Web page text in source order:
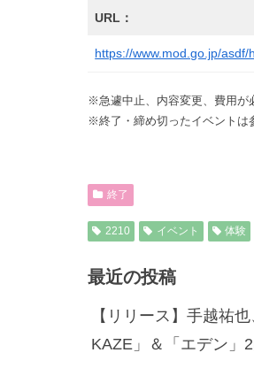
URL：
https://www.mod.go.jp/
※急遽中止、内容変更、費用が
※終了・締め切ったイベントは
終了
2210 イベント 体験
最近の投稿
【リリース】手越祐
KAZE」＆「エデン」